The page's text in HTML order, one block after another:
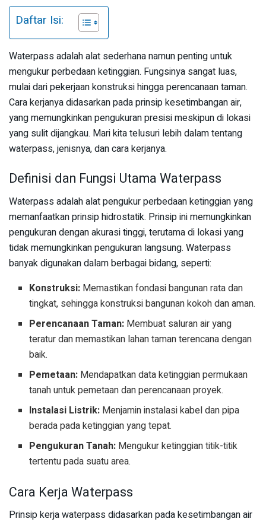
Daftar Isi:
Waterpass adalah alat sederhana namun penting untuk
mengukur perbedaan ketinggian. Fungsinya sangat luas,
mulai dari pekerjaan konstruksi hingga perencanaan taman.
Cara kerjanya didasarkan pada prinsip kesetimbangan air,
yang memungkinkan pengukuran presisi meskipun di lokasi
yang sulit dijangkau. Mari kita telusuri lebih dalam tentang
waterpass, jenisnya, dan cara kerjanya.
Definisi dan Fungsi Utama Waterpass
Waterpass adalah alat pengukur perbedaan ketinggian yang
memanfaatkan prinsip hidrostatik. Prinsip ini memungkinkan
pengukuran dengan akurasi tinggi, terutama di lokasi yang
tidak memungkinkan pengukuran langsung. Waterpass
banyak digunakan dalam berbagai bidang, seperti:
Konstruksi: Memastikan fondasi bangunan rata dan
tingkat, sehingga konstruksi bangunan kokoh dan aman.
Perencanaan Taman: Membuat saluran air yang
teratur dan memastikan lahan taman terencana dengan
baik.
Pemetaan: Mendapatkan data ketinggian permukaan
tanah untuk pemetaan dan perencanaan proyek.
Instalasi Listrik: Menjamin instalasi kabel dan pipa
berada pada ketinggian yang tepat.
Pengukuran Tanah: Mengukur ketinggian titik-titik
tertentu pada suatu area.
Cara Kerja Waterpass
Prinsip kerja waterpass didasarkan pada kesetimbangan air